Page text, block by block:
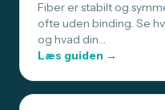
Fiber er stabilt og
ofte uden binding. Se
og hvad din…
Læs guiden →